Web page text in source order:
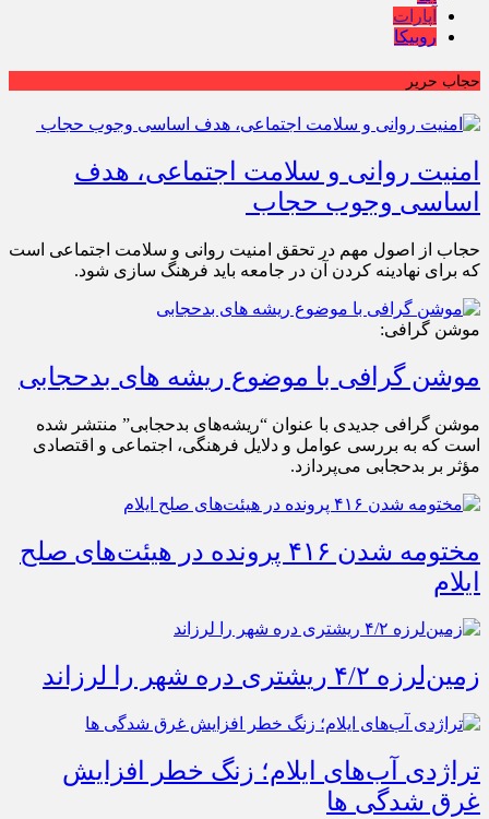
آپارات
روبیکا
حجاب حریر
امنیت روانی و سلامت اجتماعی، هدف
اساسی وجوب حجاب
حجاب از اصول مهم در تحقق امنیت روانی و سلامت اجتماعی است
که برای نهادینه کردن آن در جامعه باید فرهنگ سازی شود.
موشن گرافی:
موشن گرافی با موضوع ریشه های بدحجابی
موشن گرافی جدیدی با عنوان “ریشه‌های بدحجابی” منتشر شده
است که به بررسی عوامل و دلایل فرهنگی، اجتماعی و اقتصادی
مؤثر بر بدحجابی می‌پردازد.
مختومه شدن ۴۱۶ پرونده در هیئت‌های صلح
ایلام
زمین‌لرزه ۴/۲ ریشتری دره شهر را لرزاند
تراژدی آب‌های ایلام؛ زنگ خطر افزایش
غرق شدگی ها